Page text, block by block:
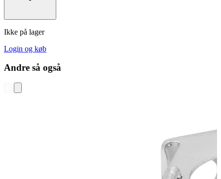
Ikke på lager
Login og køb
Andre så også